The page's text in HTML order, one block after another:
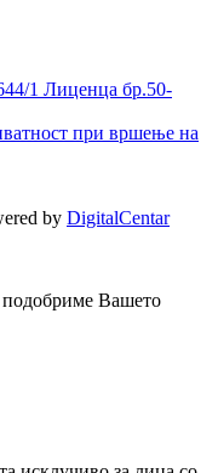
1 Лиценца бр.50-
при вршење на
by DigitalCentar
подобриме Вашето